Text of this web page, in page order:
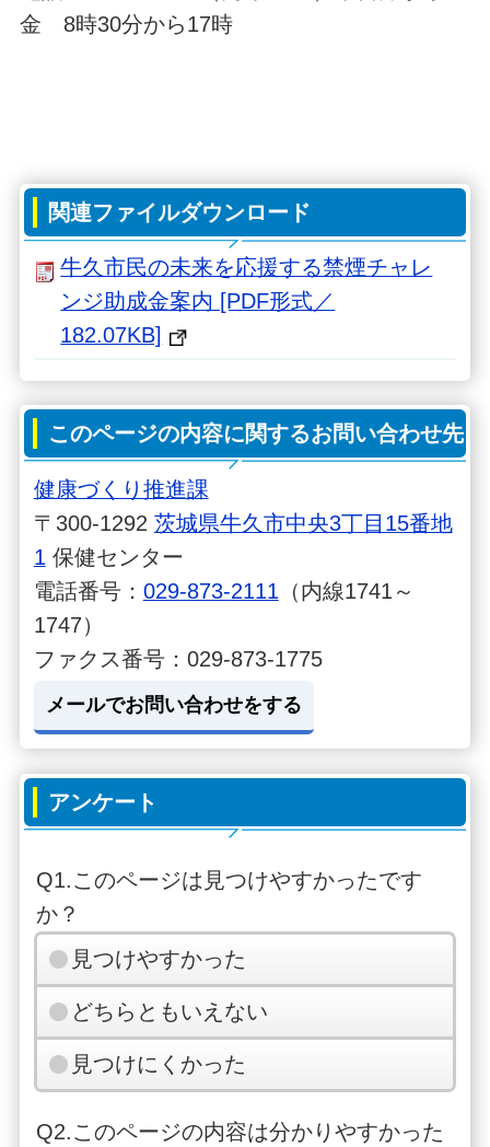
金 8時30分から17時
関連ファイルダウンロード
牛久市民の未来を応援する禁煙チャレ
ンジ助成金案内 [PDF形式／
182.07KB]
このページの内容に関するお問い合わせ先
健康づくり推進課
〒300-1292 茨城県牛久市中央3丁目15番地
1 保健センター
電話番号： 029-873-2111 （内線1741～
1747）
ファクス番号：029-873-1775
メールでお問い合わせをする
アンケート
Q1.このページは見つけやすかったです
か？
見つけやすかった
どちらともいえない
見つけにくかった
Q2.このページの内容は分かりやすかった